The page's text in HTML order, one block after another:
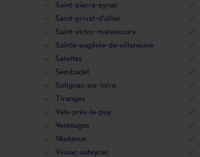
Saint-pierre-eynac
Saint-privat-d'allier
Saint-victor-malescours
Sainte-eugénie-de-villeneuve
Salettes
Sembadel
Solignac-sur-loire
Tiranges
Vals-près-le-puy
Venteuges
Vézézoux
Vissac-auteyrac